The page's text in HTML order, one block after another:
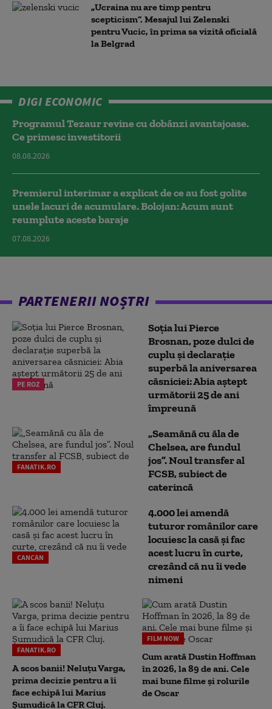
„Ucraina nu are timp pentru
scepticism”. Mesajul lui Zelenski
pentru Vucic, în prima sa vizită oficială
la Belgrad
DIGI ECONOMIC
Programul Tezaur revine cu dobânzi avantajoase.
Ce primesc investitorii
08.08.2026
Premierul interimar a explicat de ce au fost golite
unele lacuri de acumulare. Bolojan: Acum sunt
reumplute aceste baraje
07.08.2026
PARTENERII NOȘTRI
PE ROZ
Soția lui Pierce
Brosnan, poze dulci de
cuplu și declarație
superbă la aniversarea
căsniciei: Abia aștept
următorii 25 de ani
împreună
FANATIK.RO
„Seamănă cu ăla de
Chelsea, are fundul
jos”. Noul transfer al
FCSB, subiect de
caterincă
CANCAN
4.000 lei amendă
tuturor românilor care
locuiesc la casă și fac
acest lucru în curte,
crezând că nu îi vede
nimeni
FANATIK.RO
A scos banii! Neluțu Varga,
prima decizie pentru a îi
face echipă lui Marius
Șumudică la CFR Cluj.
FILM NOW
Cum arată Dustin Hoffman
în 2026, la 89 de ani. Cele
mai bune filme și rolurile
de Oscar